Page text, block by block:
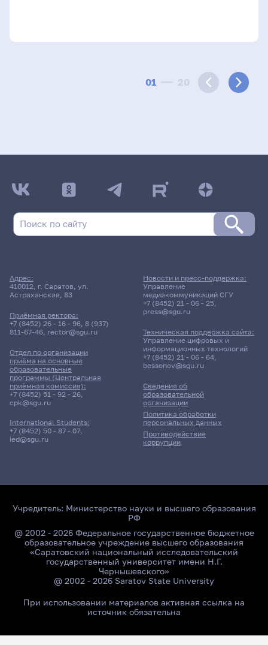
01 20
Адрес:
410012, г. Саратов, ул.
Астраханская, 83
Приёмная ректора:
+7 (8452) 26 - 16 - 96, 8 (937)
811-67-46, rector@sgu.ru
Отдел по организации
приёма на основные
образовательные
программы (Центральная
приёмная комиссия):
+7 (8452) 51 - 92 - 26,
cpk@sgu.ru
International Students:
+7 (8452) 50 - 87 - 07,
ied@sgu.ru
Сведения об
образовательной
организации
Политика обработки
персональных данных
Противодействие
коррупции
Новости и пресс-поддержка:
Управление
медиакоммуникаций СГУ
+7 (8452) 21 - 06 - 25,
press@sgu.ru
Техническая поддержка сайта:
Управление цифровых и
информационных технологий
+7 (8452) 21 - 06 - 64,
bessonov@sgu.ru
Учредитель: Министерство науки и высшего образования
РФ
@ 2002 - 2026 Федеральное государственное бюджетное
образовательное учреждение высшего образования
«Саратовский национальный исследовательский
государственный университет имени Н.Г.
Чернышевского»
@ 2002 - 2026 Saratov State University
При использовании материалов активная ссылка на
источник обязательна